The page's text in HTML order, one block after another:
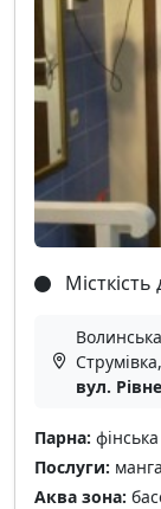
Місткість
Струмівка,
вул.
Парна:
Послуги:
Аква зона: